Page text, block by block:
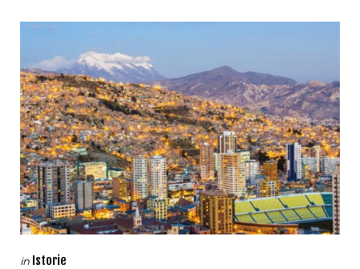
Categories
Posted
in Istorie